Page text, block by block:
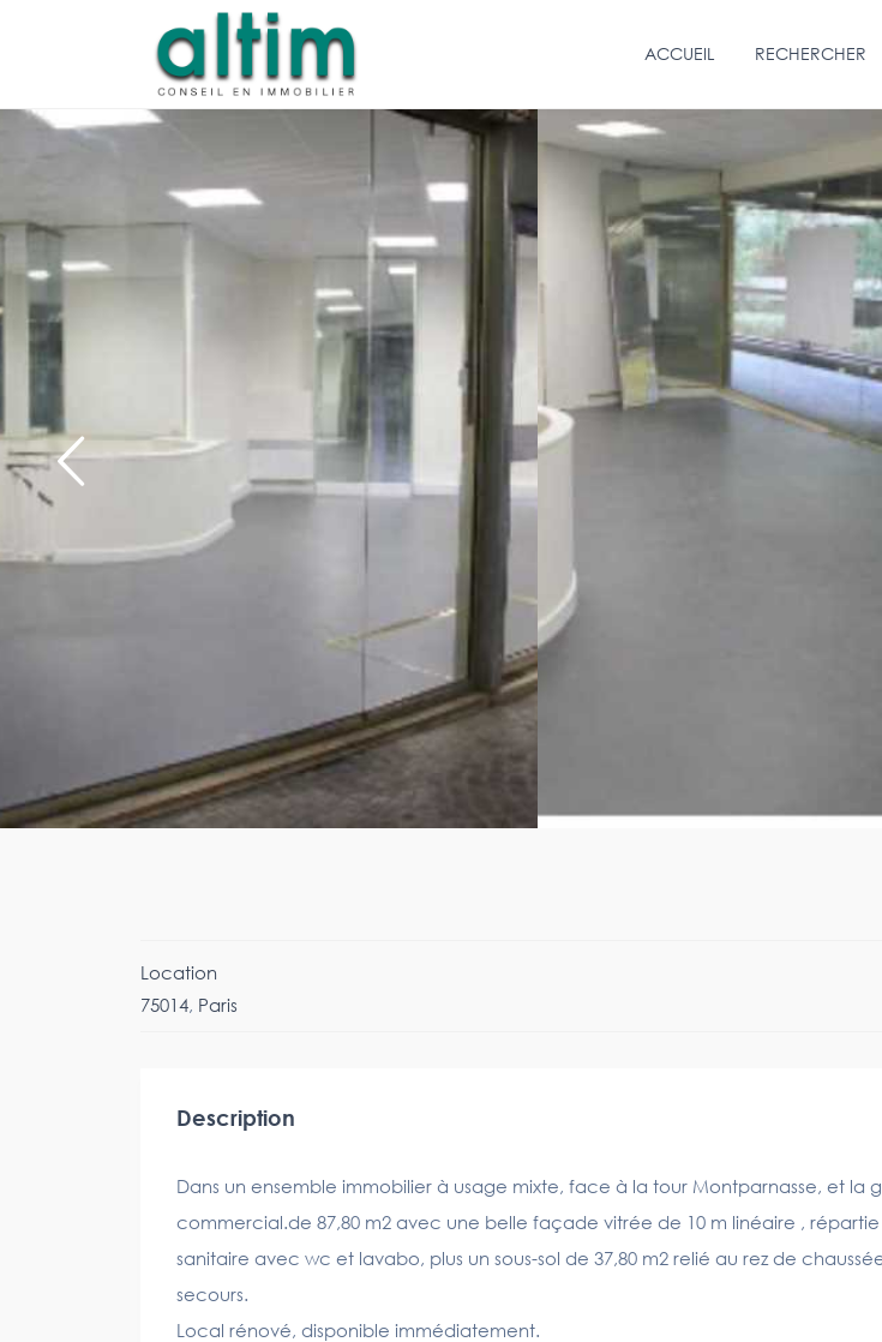
ACCUEIL RECHERCHER
Location
75014, Paris
Description
Dans un ensemble immobilier à usage mixte, face à la tour Montparnasse, et la
commercial.de 87,80 m2 avec une belle façade vitrée de 10 m linéaire ,
sanitaire avec wc et lavabo, plus un sous-sol de 37,80 m2 relié au rez de
secours.
Local rénové, disponible immédiatement.